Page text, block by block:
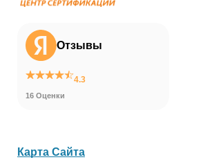
Отзывы
4.3
16 Оценки
Карта Сайта